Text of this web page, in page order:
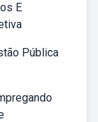
E
Pública